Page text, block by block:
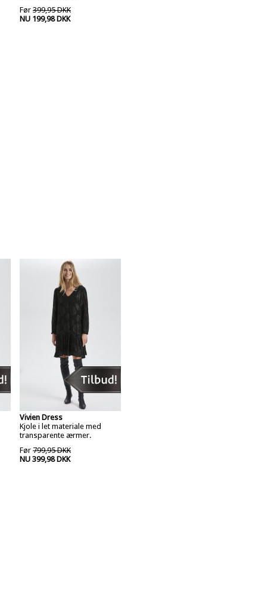
Før 399,95 DKK
NU 199,98 DKK
Vivien Dress
Kjole i let materiale med
transparente ærmer.
Før 799,95 DKK
NU 399,98 DKK